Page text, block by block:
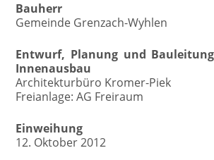
Bauherr
Gemeinde Grenzach-Wyhlen
Entwurf, Planung und
Innenausbau
Architekturbüro Kromer-Piek
Freianlage: AG Freiraum
Einweihung
12. Oktober 2012